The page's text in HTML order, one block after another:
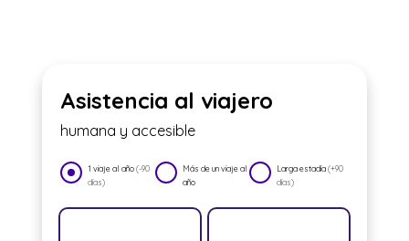
Asistencia al viajero
humana y accesible
1 viaje al año(-90
días)
Más de un viaje al
año
Larga estadía(+90
días)